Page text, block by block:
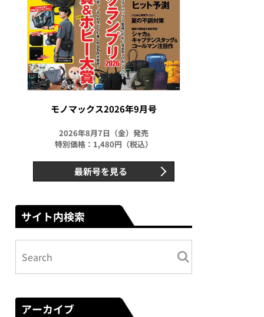
モノマックス2026年9月号
2026年8月7日（金）発売
特別価格：1,480円（税込）
最新号を見る
サイト内検索
アーカイブ